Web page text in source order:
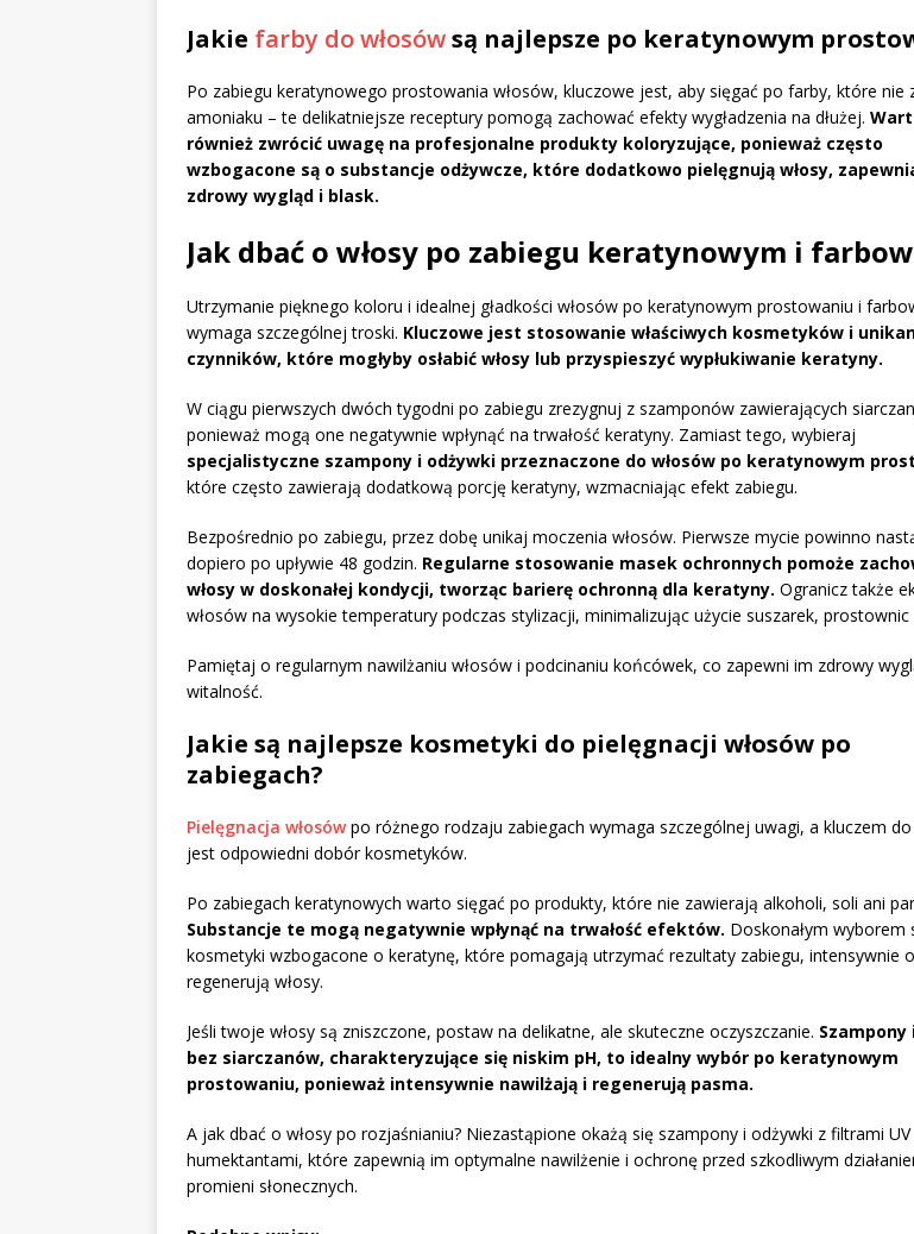
Jakie farby do włosówsą najlepsze po keratynowym
Po zabiegu keratynowego prostowania włosów, kluczowe jest, aby sięgać po farby, które nie
amoniaku – te delikatniejsze receptury pomogą zachować efekty wygładzenia na dłużej.
również zwrócić uwagę na profesjonalne produkty koloryzujące, ponieważ często
wzbogacone są o substancje odżywcze, które dodatkowo pielęgnują włosy,
zdrowy wygląd i blask.
Jak dbać o włosy po zabiegu keratynowym i
Utrzymanie pięknego koloru i idealnej gładkości włosów po keratynowym prostowaniu i
wymaga szczególnej troski. Kluczowe jest stosowanie właściwych kosmetyków i
czynników, które mogłyby osłabić włosy lub przyspieszyć wypłukiwanie keratyny.
W ciągu pierwszych dwóch tygodni po zabiegu zrezygnuj z szamponów zawierających
ponieważ mogą one negatywnie wpłynąć na trwałość keratyny. Zamiast tego, wybieraj
specjalistyczne szampony i odżywki przeznaczone do włosów po keratynowym
które często zawierają dodatkową porcję keratyny, wzmacniając efekt zabiegu.
Bezpośrednio po zabiegu, przez dobę unikaj moczenia włosów. Pierwsze mycie powinno
dopiero po upływie 48 godzin. Regularne stosowanie masek ochronnych pomoże
włosy w doskonałej kondycji, tworząc barierę ochronną dla keratyny. Ogranicz także
włosów na wysokie temperatury podczas stylizacji, minimalizując użycie suszarek, prostownic
Pamiętaj o regularnym nawilżaniu włosów i podcinaniu końcówek, co zapewni im zdrowy
witalność.
Jakie są najlepsze kosmetyki do pielęgnacji włosów po
zabiegach?
Pielęgnacja włosówpo różnego rodzaju zabiegach wymaga szczególnej uwagi, a kluczem do
jest odpowiedni dobór kosmetyków.
Po zabiegach keratynowych warto sięgać po produkty, które nie zawierają alkoholi, soli ani
Substancje te mogą negatywnie wpłynąć na trwałość efektów. Doskonałym wyborem
kosmetyki wzbogacone o keratynę, które pomagają utrzymać rezultaty zabiegu, intensywnie
regenerują włosy.
Jeśli twoje włosy są zniszczone, postaw na delikatne, ale skuteczne oczyszczanie.
bez siarczanów, charakteryzujące się niskim pH, to idealny wybór po keratynowym
prostowaniu, ponieważ intensywnie nawilżają i regenerują pasma.
A jak dbać o włosy po rozjaśnianiu? Niezastąpione okażą się szampony i odżywki z filtrami
humektantami, które zapewnią im optymalne nawilżenie i ochronę przed szkodliwym
promieni słonecznych.